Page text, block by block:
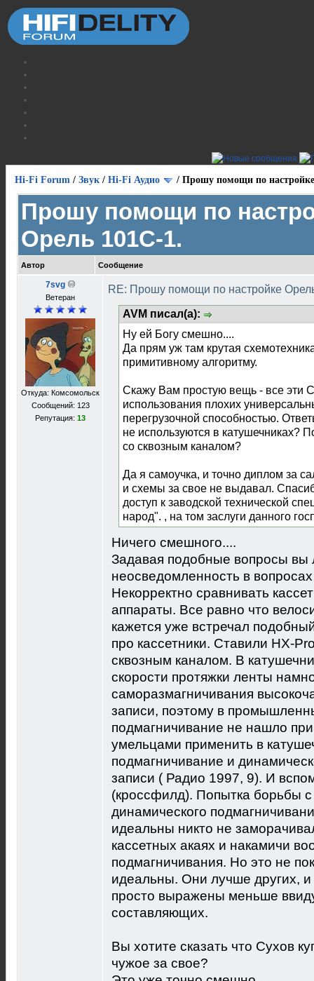
Hi-Fi Forum / Звук / Hi-Fi Аудио / Прошу помощи по
Прошу помощи по
Орель 101С-1.
Автор Сообщение
7svg
Ветеран
Откуда: Комсомольск
Сообщений: 123
Репутация: 13
RE: Прошу помощи по настройке
AVM писал(а):
Ну ей Богу смешно....
Да прям уж там крутая
примитивному алгоритму.
Скажу Вам простую вещь - все эти
использования плохих
перегрузочной способностью.
не используются в катушечниках?
со сквозным каналом?
Да я самоучка, и точно диплом за
и схемы за свое не выдавал.
доступ к заводской технической
народ". , на том заслуги данного
Ничего смешного....
Задавая подобные вопросы вы
неосведомленность в
Некорректно сравнивать
аппараты. Все равно что
кажется уже встречал
про кассетники. Ставили HX-
сквозным каналом. В
скорости протяжки ленты
саморазмагничивания
записи, поэтому в
подмагничивание не нашло
умельцами применить в
подмагничивание и
записи ( Радио 1997, 9). И
(кроссфилд). Попытка борьбы
динамического
идеальны никто не
кассетных акаях и накамичи
подмагничивания. Но это не
идеальны. Они лучше других,
просто выражены меньше
составляющих.
Вы хотите сказать что Сухов
чужое за свое?